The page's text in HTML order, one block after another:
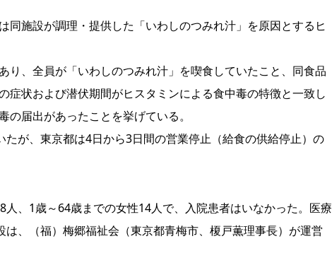
施設が調理・提供した「いわしのつみれ汁」を原因とするヒ
、全員が「いわしのつみれ汁」を喫食していたこと、同食品
症状および潜伏期間がヒスタミンによる食中毒の特徴と一致し
届出があったことを挙げている。
が、東京都は4日から3日間の営業停止（給食の供給停止）の
、1歳～64歳までの女性14人で、入院患者はいなかった。医療
、（福）梅郷福祉会（東京都青梅市、榎戸薫理事長）が運営